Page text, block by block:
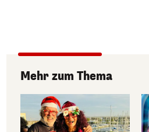
Mehr zum Thema